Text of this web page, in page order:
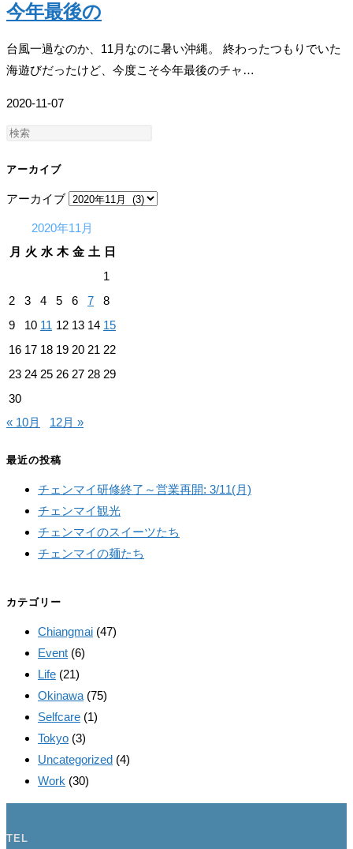
今年最後の
台風一過なのか、11月なのに暑い沖縄。 終わったつもりでいた
海遊びだったけど、今度こそ今年最後のチャ…
2020-11-07
アーカイブ
アーカイブ
2020年11月
月 火 水 木 金 土 日
1
2
3 4 5 6 7
8
9
10 11 12 13 14 15
16 17 18 19 20 21 22
23 24 25 26 27 28 29
30
« 10月
12月 »
最近の投稿
チェンマイ研修終了～営業再開: 3/11(月)
チェンマイ観光
チェンマイのスイーツたち
チェンマイの麺たち
カテゴリー
Chiangmai (47)
Event (6)
Life (21)
Okinawa (75)
Selfcare (1)
Tokyo (3)
Uncategorized (4)
Work (30)
TEL